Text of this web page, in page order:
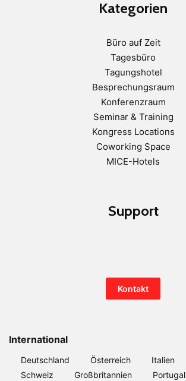
Kategorien
Büro auf Zeit
Tagesbüro
Tagungshotel
Besprechungsraum
Konferenzraum
Seminar & Training
Kongress Locations
Coworking Space
MICE-Hotels
Support
Kontakt
International
Deutschland Österreich Italien
Schweiz
Großbritannien Portugal